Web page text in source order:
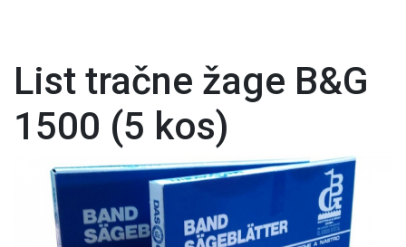
List tračne žage B&G
1500 (5 kos)